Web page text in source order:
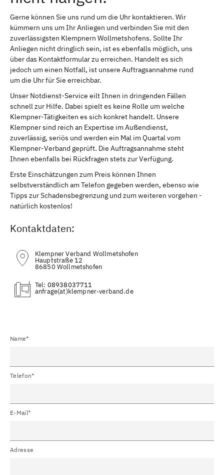
Gerne können Sie uns rund um die Uhr kontaktieren. Wir
kümmern uns um Ihr Anliegen und verbinden Sie mit den
zuverlässigsten Klempnern Wollmetshofens. Sollte Ihr
Anliegen nicht dringlich sein, ist es ebenfalls möglich, uns
über das Kontaktformular zu erreichen. Handelt es sich
jedoch um einen Notfall, ist unsere Auftragsannahme rund
um die Uhr für Sie erreichbar.
Unser Notdienst-Service eilt Ihnen in dringenden Fällen
schnell zur Hilfe. Dabei spielt es keine Rolle um welche
Klempner-Tätigkeiten es sich konkret handelt. Unsere
Klempner sind reich an Expertise im Außendienst,
zuverlässig, seriös und werden ein Mal im Quartal vom
Klempner-Verband geprüft. Die Auftragsannahme steht
Ihnen ebenfalls bei Rückfragen stets zur Verfügung.
Erste Einschätzungen zum Preis können Ihnen
selbstverständlich am Telefon gegeben werden, ebenso wie
Tipps zur Schadensbegrenzung und zum weiteren vorgehen -
natürlich kostenlos!
Kontaktdaten:
Klempner Verband Wollmetshofen
Hauptstraße 12
86850 Wollmetshofen
Tel: 08938037711
(at)
Name*
Telefon*
E-Mail*
Adresse